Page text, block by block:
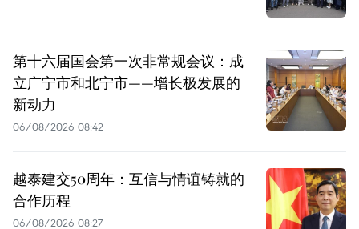
第十六届国会第一次非常规会议：成
立广宁市和北宁市——增长极发展的
新动力
06/08/2026 08:42
越泰建交50周年：互信与情谊铸就的
合作历程
06/08/2026 08:27